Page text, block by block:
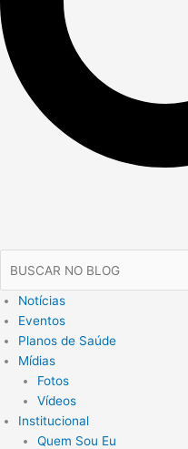
Notícias
Eventos
Planos de Saúde
Mídias
Fotos
Vídeos
Institucional
Quem Sou Eu